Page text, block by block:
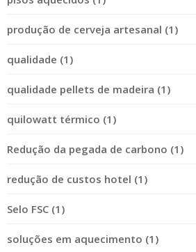
produção de cerveja artesanal (1)
qualidade (1)
qualidade pellets de madeira (1)
quilowatt térmico (1)
Redução da pegada de carbono (1)
redução de custos hotel (1)
Selo FSC (1)
soluções em aquecimento (1)